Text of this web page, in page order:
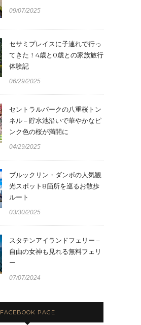
09/07/2025
セサミプレイスに子連れで行っ
てきた！4歳と0歳との家族旅行
体験記
06/29/2025
セントラルパークの八重桜トン
ネル – 貯水池沿いで華やかなピ
ンク色の桜が満開に
04/29/2025
ブルックリン・ダンボの人気観
光スポット8箇所を巡るお散歩
ルート
03/30/2025
スタテンアイランドフェリー –
自由の女神も見れる無料フェリ
ー
07/07/2024
FACEBOOK PAGE